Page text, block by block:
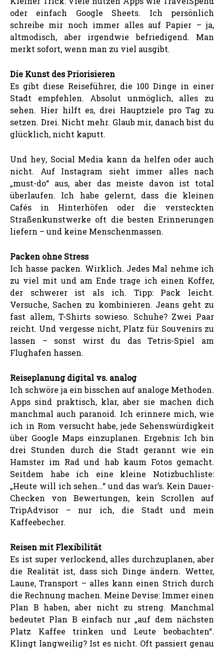
oder einfach Google Sheets. Ich persönlich
schreibe mir noch immer alles auf Papier – ja,
altmodisch, aber irgendwie befriedigend. Man
merkt sofort, wenn man zu viel ausgibt.
Die Kunst des Priorisieren
Es gibt diese Reiseführer, die 100 Dinge in einer
Stadt empfehlen. Absolut unmöglich, alles zu
sehen. Hier hilft es, drei Hauptziele pro Tag zu
setzen. Drei. Nicht mehr. Glaub mir, danach bist du
glücklich, nicht kaputt.
Und hey, Social Media kann da helfen oder auch
nicht. Auf Instagram sieht immer alles nach
„must-do“ aus, aber das meiste davon ist total
überlaufen. Ich habe gelernt, dass die kleinen
Cafés in Hinterhöfen oder die versteckten
Straßenkunstwerke oft die besten Erinnerungen
liefern – und keine Menschenmassen.
Packen ohne Stress
Ich hasse packen. Wirklich. Jedes Mal nehme ich
zu viel mit und am Ende trage ich einen Koffer,
der schwerer ist als ich. Tipp: Pack leicht.
Versuche, Sachen zu kombinieren. Jeans geht zu
fast allem, T-Shirts sowieso. Schuhe? Zwei Paar
reicht. Und vergesse nicht, Platz für Souvenirs zu
lassen – sonst wirst du das Tetris-Spiel am
Flughafen hassen.
Reiseplanung digital vs. analog
Ich schwöre ja ein bisschen auf analoge Methoden.
Apps sind praktisch, klar, aber sie machen dich
manchmal auch paranoid. Ich erinnere mich, wie
ich in Rom versucht habe, jede Sehenswürdigkeit
über Google Maps einzuplanen. Ergebnis: Ich bin
drei Stunden durch die Stadt gerannt wie ein
Hamster im Rad und hab kaum Fotos gemacht.
Seitdem habe ich eine kleine Notizbuchliste:
„Heute will ich sehen…“ und das war’s. Kein Dauer-
Checken von Bewertungen, kein Scrollen auf
TripAdvisor – nur ich, die Stadt und mein
Kaffeebecher.
Reisen mit Flexibilität
Es ist super verlockend, alles durchzuplanen, aber
die Realität ist, dass sich Dinge ändern. Wetter,
Laune, Transport – alles kann einen Strich durch
die Rechnung machen. Meine Devise: Immer einen
Plan B haben, aber nicht zu streng. Manchmal
bedeutet Plan B einfach nur „auf dem nächsten
Platz Kaffee trinken und Leute beobachten“.
Klingt langweilig? Ist es nicht. Oft passiert genau